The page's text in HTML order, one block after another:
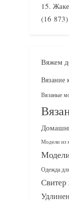
(16 873)
Вяжем
Вязание
Вязаные
Модели из
Одежда